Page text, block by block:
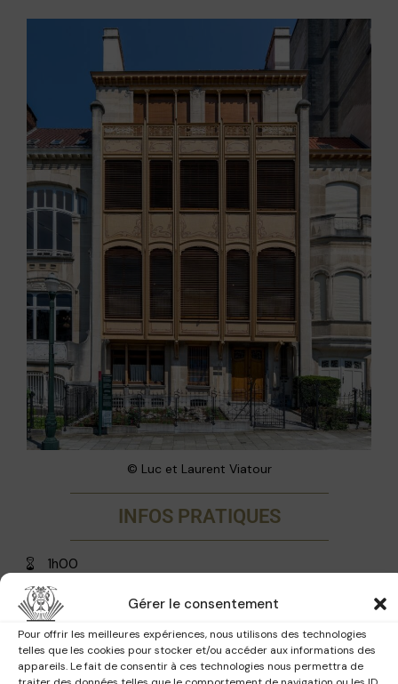
Gérer le consentement
Pour offrir les meilleures expériences, nous utilisons des technologies
telles que les cookies pour stocker et/ou accéder aux informations des
appareils. Le fait de consentir à ces technologies nous permettra de
© Luc et Laurent Viatour
INFOS PRATIQUES
1h00
Prix libre (réservation obligatoire)
Avenue Palmerston 4, 1000 Bruxelles
Bus 12, 59 (Marie-Louise), Bus 21, 56, 60, 64, 79
(Ambiorix ou Marie-Louise), Bus 29 (W. Wilson), Bus
63 (Ambiorix ou W. Wilson)